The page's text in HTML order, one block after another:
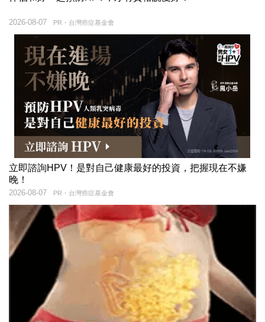
PR・台灣癌症基金會
2026-08-07
立即諮詢HPV！是對自己健康最好的投資，把握現在不嫌
晚！
PR・台灣癌症基金會
2026-08-07